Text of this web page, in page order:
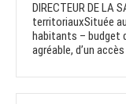
DIRECTEUR DE LA
territoriauxSituée
habitants – budget
agréable, d’un